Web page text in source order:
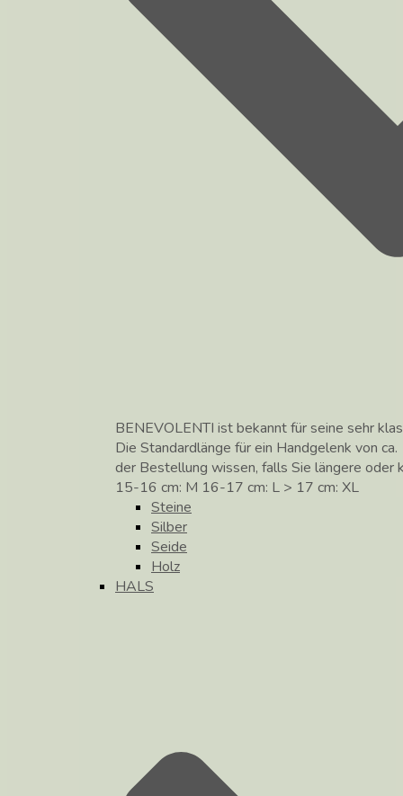
BENEVOLENTI ist bekannt für seine sehr
Die Standardlänge für ein Handgelenk von
der Bestellung wissen, falls Sie längere oder
15-16 cm: M 16-17 cm: L > 17 cm: XL
Steine
Silber
Seide
Holz
HALS